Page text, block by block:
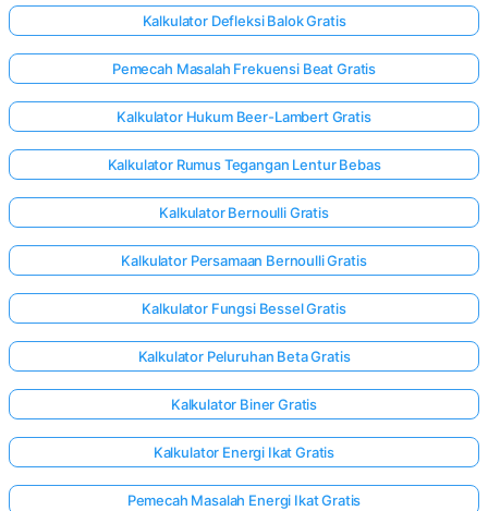
Ada
Anda
Kalkulator Defleksi Balok Gratis
Pemecah Masalah Frekuensi Beat Gratis
Kalkulator Hukum Beer-Lambert Gratis
Kalkulator Rumus Tegangan Lentur Bebas
Kalkulator Bernoulli Gratis
Kalkulator Persamaan Bernoulli Gratis
Kalkulator Fungsi Bessel Gratis
Kalkulator Peluruhan Beta Gratis
Kalkulator Biner Gratis
Kalkulator Energi Ikat Gratis
Pemecah Masalah Energi Ikat Gratis